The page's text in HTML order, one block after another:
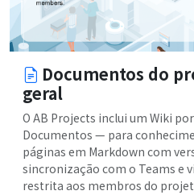
Documentos do
geral
O AB Projects inclui um Wiki
Documentos — para
páginas em Markdown com
sincronização com o Teams e
restrita aos membros do